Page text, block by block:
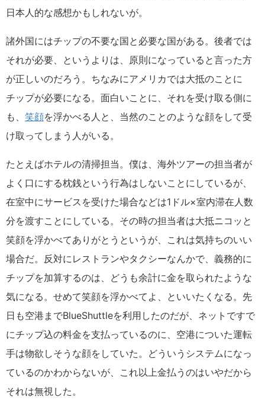
日本人的な感想かもしれないが。
諸外国にはチップの不要な国と必要な国がある。後者では
それが必要、というよりは、原則になっていると言った方
が正しいのだろう。ちなみにアメリカでは大抵のことに
チップが必要になる。面白いことに、それを受け取る側に
も、 笑顔を浮かべる人と、当然のことのような顔をして受
け取ってしまう人がいる。
たとえばホテルの清掃担当。僕は、海外ツアーの担当者が
よく口にする枕銭という行為はしないことにしているが、
在室中にサービスを受けた場合などは1ドル×室内滞在人数
分を渡すことにしている。その時の担当者は大抵ニコッと
笑顔を浮かべてありがとうというが、これは気持ちのいい
場合だ。反対にレストランやタクシーなんかで、義務的に
チップを加算するのは、どうも余計に金を取られたような
気になる。せめて笑顔を浮かべてよ、といいたくなる。先
日も空港までBlueShuttleを利用したのだが、ネットですで
にチップ込の料金を支払っているのに、空港についた運転
手は物欲しそうな顔をしていた。どういうシステムになっ
ているのかわからないが、これ以上金払うのはいやだから
それは無視した。